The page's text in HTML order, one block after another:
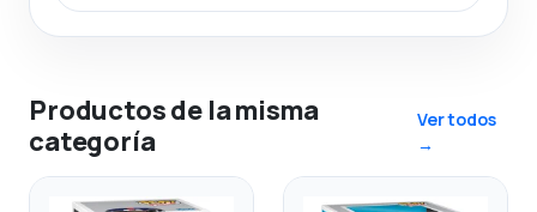
Productos de la misma
categoría
Ver todos
→